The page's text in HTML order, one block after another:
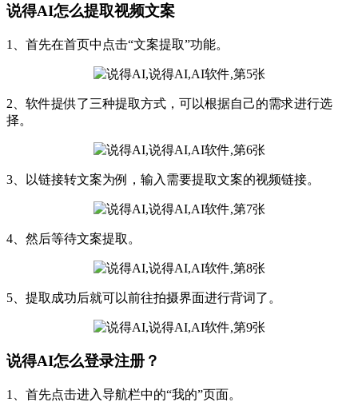
说得AI怎么提取视频文案
1、首先在首页中点击“文案提取”功能。
2、软件提供了三种提取方式，可以根据自己的需求进行选
择。
3、以链接转文案为例，输入需要提取文案的视频链接。
4、然后等待文案提取。
5、提取成功后就可以前往拍摄界面进行背词了。
说得AI怎么登录注册？
1、首先点击进入导航栏中的“我的”页面。